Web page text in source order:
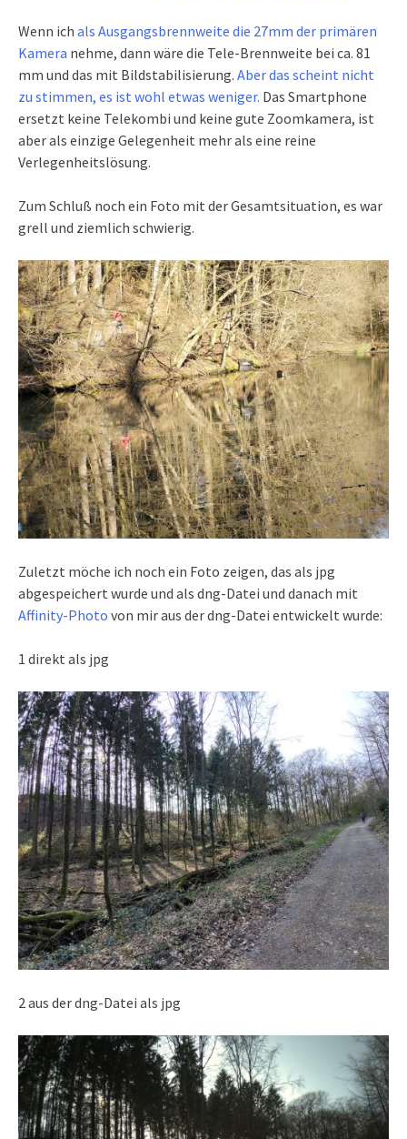
Wenn ich als Ausgangsbrennweite die 27mm der primären
Kamera nehme, dann wäre die Tele-Brennweite bei ca. 81
mm und das mit Bildstabilisierung. Aber das scheint nicht
zu stimmen, es ist wohl etwas weniger. Das Smartphone
ersetzt keine Telekombi und keine gute Zoomkamera, ist
aber als einzige Gelegenheit mehr als eine reine
Verlegenheitslösung.
Zum Schluß noch ein Foto mit der Gesamtsituation, es war
grell und ziemlich schwierig.
Zuletzt möche ich noch ein Foto zeigen, das als jpg
abgespeichert wurde und als dng-Datei und danach mit
Affinity-Photo von mir aus der dng-Datei entwickelt wurde:
1 direkt als jpg
2 aus der dng-Datei als jpg